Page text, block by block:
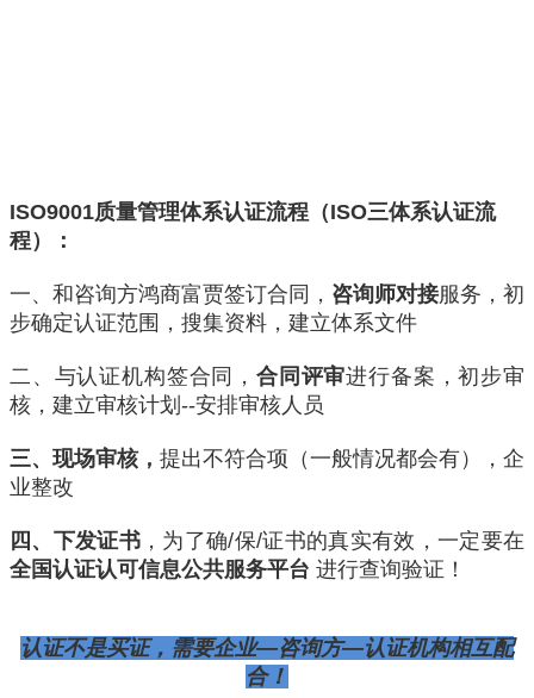
ISO9001质量管理体系认证流程（ISO三体系认证流
程）：
一、和咨询方鸿商富贾签订合同， 咨询师对接服务，初
步确定认证范围，搜集资料，建立体系文件
二、与认证机构签合同， 合同评审进行备案，初步审
核，建立审核计划--安排审核人员
三、现场审核， 提出不符合项（一般情况都会有），企
业整改
四、下发证书 ，为了确/保/证书的真实有效，一定要在
全国认证认可信息公共服务平台 进行查询验证！
认证不是买证，需要企业—咨询方—认证机构相互配
合！